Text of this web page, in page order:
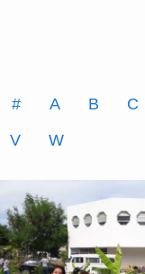
# A B C
V
W